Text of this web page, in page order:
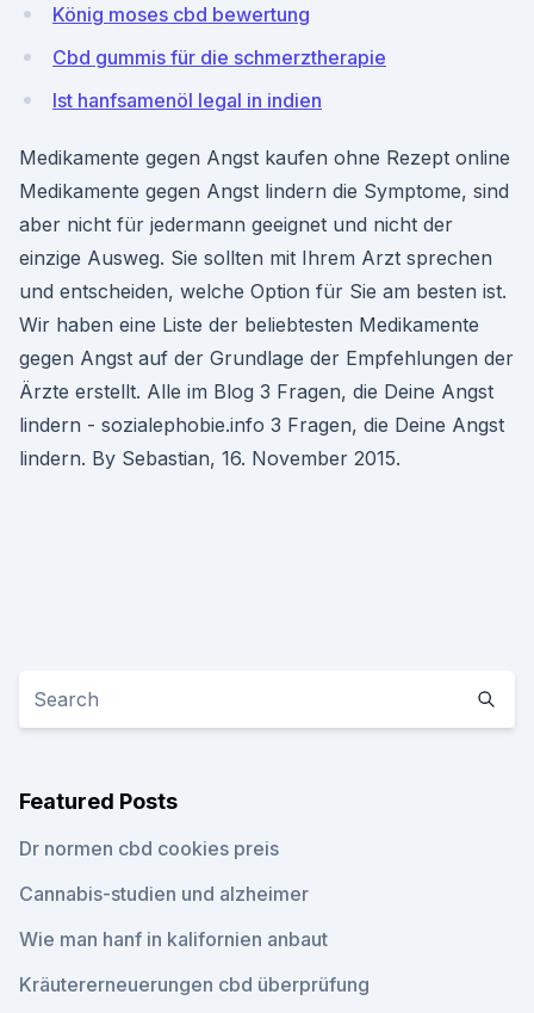
König moses cbd bewertung
Cbd gummis für die schmerztherapie
Ist hanfsamenöl legal in indien
Medikamente gegen Angst kaufen ohne Rezept online
Medikamente gegen Angst lindern die Symptome, sind
aber nicht für jedermann geeignet und nicht der
einzige Ausweg. Sie sollten mit Ihrem Arzt sprechen
und entscheiden, welche Option für Sie am besten ist.
Wir haben eine Liste der beliebtesten Medikamente
gegen Angst auf der Grundlage der Empfehlungen der
Ärzte erstellt. Alle im Blog 3 Fragen, die Deine Angst
lindern - sozialephobie.info 3 Fragen, die Deine Angst
lindern. By Sebastian, 16. November 2015.
Featured Posts
Dr normen cbd cookies preis
Cannabis-studien und alzheimer
Wie man hanf in kalifornien anbaut
Kräutererneuerungen cbd überprüfung